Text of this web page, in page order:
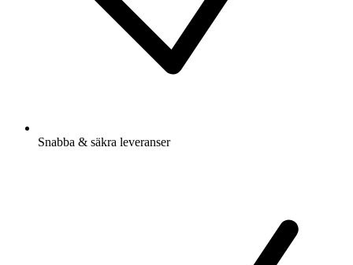
Snabba & säkra leveranser